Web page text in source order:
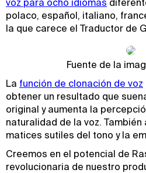
voz para ocho idiomas
polaco, español, italiano,
la que carece el Traductor de
Fuente de la
La función de clonación de voz
obtener un resultado que
original y aumenta la
naturalidad de la voz.
matices sutiles del tono y la
Creemos en el potencial de
revolucionaria de nuestro